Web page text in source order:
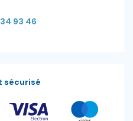
93 46
sécurisé